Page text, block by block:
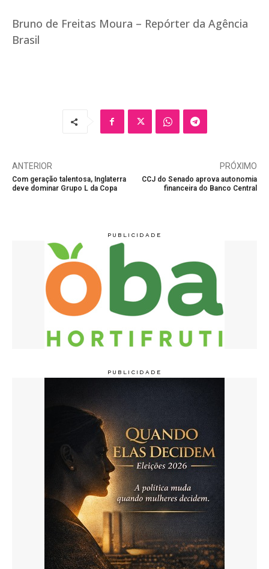
Bruno de Freitas Moura – Repórter da Agência
Brasil
ANTERIOR
Com geração talentosa, Inglaterra
deve dominar Grupo L da Copa
PRÓXIMO
CCJ do Senado aprova autonomia
financeira do Banco Central